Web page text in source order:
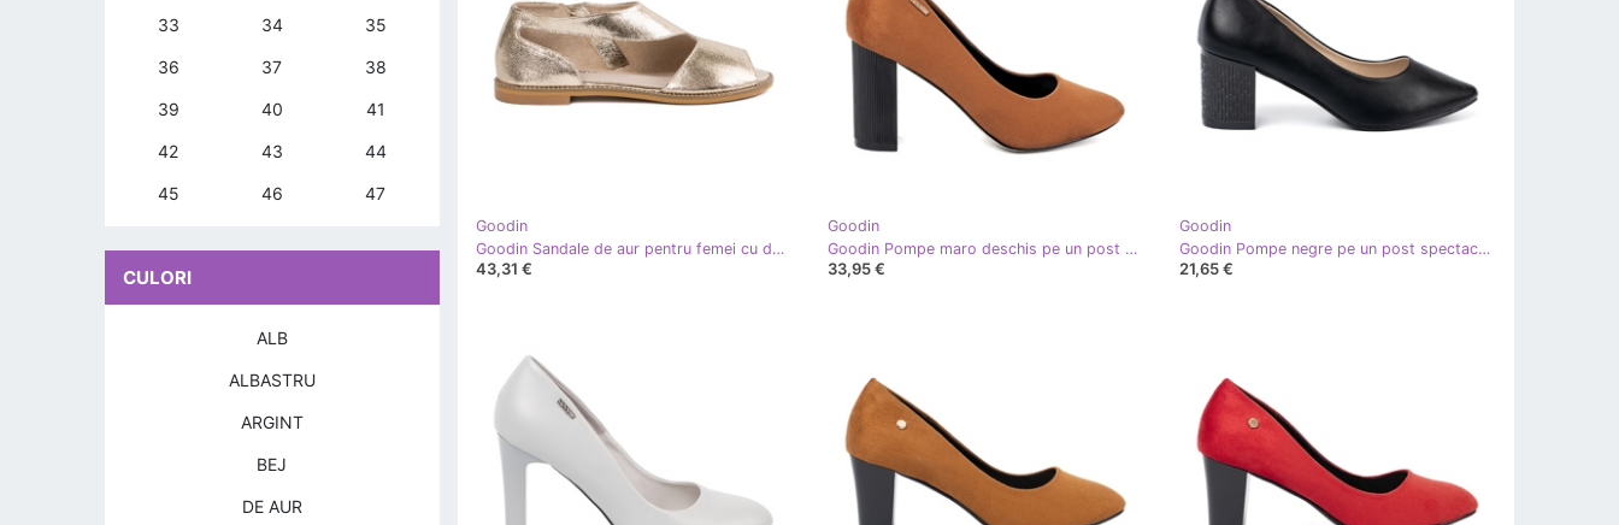
Goodin
Goodin Sandale de aur pentru femei cu decupaje
43,31 €
Goodin
Goodin Pompe maro deschis pe un post negru
33,95 €
Goodin
Goodin Pompe negre pe un post spectaculos negru
21,65 €
33 34 35
36 37 38
39 40 41
42 43 44
45 46 47
CULORI
ALB
ALBASTRU
ARGINT
BEJ
DE AUR